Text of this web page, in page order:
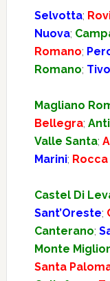
Selvotta;
Nuova;
Romano;
Romano;
Magliano
Bellegra;
Valle Santa;
Marini;
Castel Di
Sant’Oreste;
Canterano;
Monte
Santa